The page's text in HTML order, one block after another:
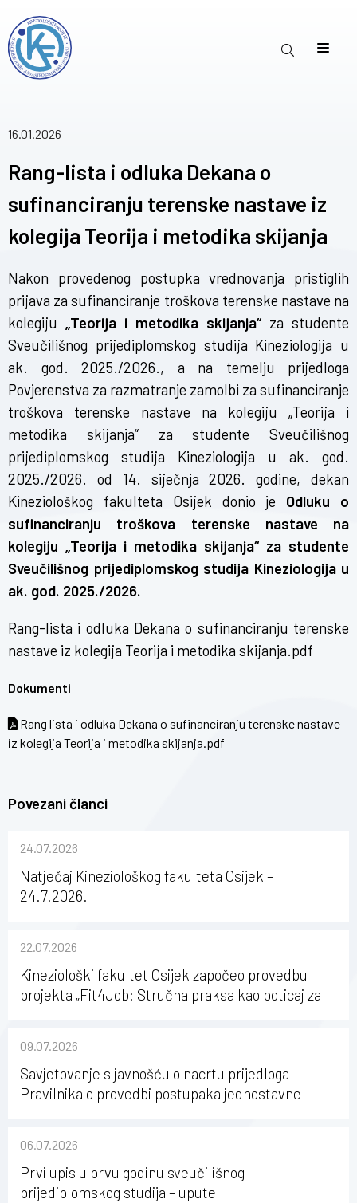
16.01.2026
Rang-lista i odluka Dekana o
sufinanciranju terenske nastave iz
kolegija Teorija i metodika skijanja
Nakon provedenog postupka vrednovanja pristiglih
prijava za sufinanciranje troškova terenske nastave na
kolegiju „Teorija i metodika skijanja“ za studente
Sveučilišnog prijediplomskog studija Kineziologija u
ak. god. 2025./2026., a na temelju prijedloga
Povjerenstva za razmatranje zamolbi za sufinanciranje
troškova terenske nastave na kolegiju „Teorija i
metodika skijanja“ za studente Sveučilišnog
prijediplomskog studija Kineziologija u ak. god.
2025./2026. od 14. siječnja 2026. godine, dekan
Kineziološkog fakulteta Osijek donio je Odluku o
sufinanciranju troškova terenske nastave na
kolegiju „Teorija i metodika skijanja“ za studente
Sveučilišnog prijediplomskog studija Kineziologija u
ak. god. 2025./2026.
Rang-lista i odluka Dekana o sufinanciranju terenske
nastave iz kolegija Teorija i metodika skijanja.pdf
Dokumenti
Rang lista i odluka Dekana o sufinanciranju terenske nastave
iz kolegija Teorija i metodika skijanja.pdf
Povezani članci
24.07.2026
Natječaj Kineziološkog fakulteta Osijek –
24.7.2026.
22.07.2026
Kineziološki fakultet Osijek započeo provedbu
projekta „Fit4Job: Stručna praksa kao poticaj za
09.07.2026
Savjetovanje s javnošću o nacrtu prijedloga
Pravilnika o provedbi postupaka jednostavne
Osijeku
06.07.2026
Prvi upis u prvu godinu sveučilišnog
prijediplomskog studija – upute